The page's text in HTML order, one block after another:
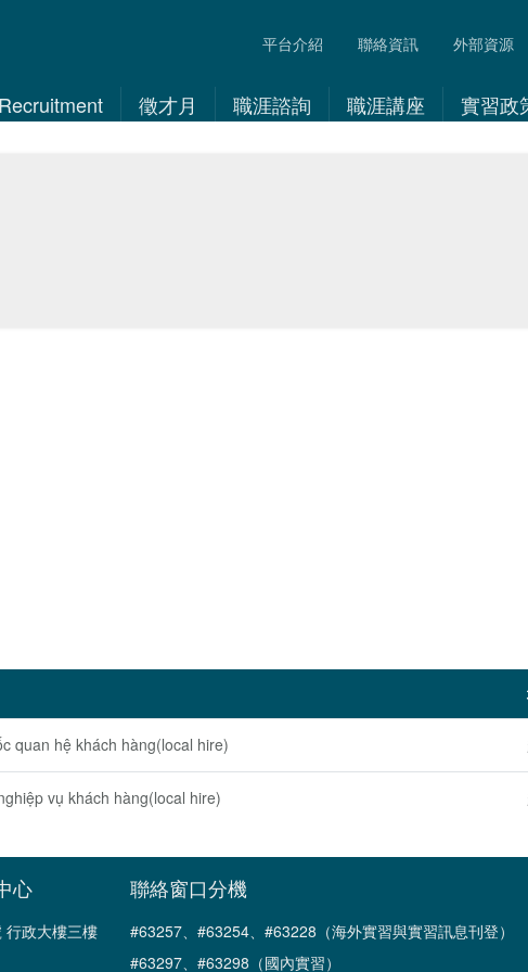
平台介紹 聯絡資訊 外部資源
徵才月 職涯諮詢 職涯講座 實習政
quan hệ khách hàng(local hire)
vụ khách hàng(local hire)
心
行政大樓三樓
聯絡窗口分機
#63257、#63254、#63228（海外實習與實習訊息刊登）
#63297、#63298（國內實習）